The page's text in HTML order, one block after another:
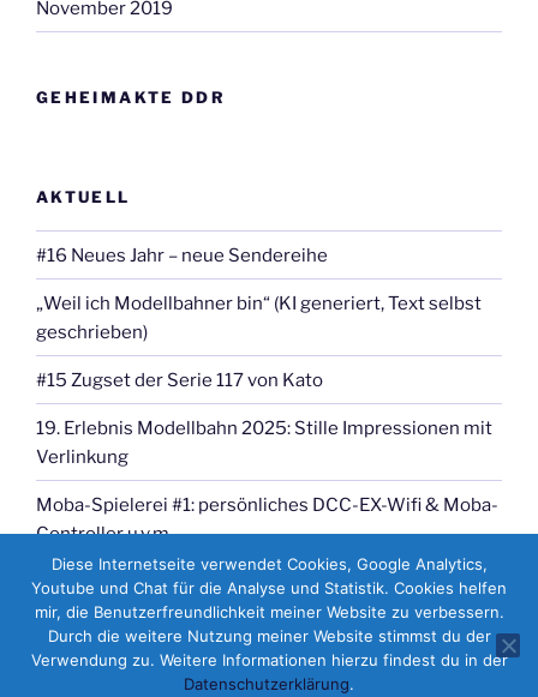
November 2019
GEHEIMAKTE DDR
AKTUELL
#16 Neues Jahr – neue Sendereihe
„Weil ich Modellbahner bin“ (KI generiert, Text selbst
geschrieben)
#15 Zugset der Serie 117 von Kato
19. Erlebnis Modellbahn 2025: Stille Impressionen mit
Verlinkung
Moba-Spielerei #1: persönliches DCC-EX-Wifi & Moba-
Controller u.v.m.
Diese Internetseite verwendet Cookies, Google Analytics,
Youtube und Chat für die Analyse und Statistik. Cookies helfen
mir, die Benutzerfreundlichkeit meiner Website zu verbessern.
Durch die weitere Nutzung meiner Website stimmst du der
Verwendung zu. Weitere Informationen hierzu findest du in der
Datenschutzerklärung.